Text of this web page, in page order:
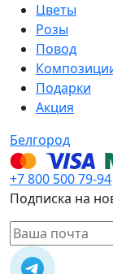
Цветы
Розы
Повод
Подарки
Акция
Белгород
+7 800 500 79-94
Подписка на